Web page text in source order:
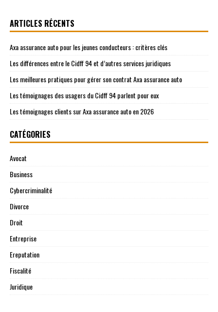
ARTICLES RÉCENTS
Axa assurance auto pour les jeunes conducteurs : critères clés
Les différences entre le Cidff 94 et d’autres services juridiques
Les meilleures pratiques pour gérer son contrat Axa assurance auto
Les témoignages des usagers du Cidff 94 parlent pour eux
Les témoignages clients sur Axa assurance auto en 2026
CATÉGORIES
Avocat
Business
Cybercriminalité
Divorce
Droit
Entreprise
Ereputation
Fiscalité
Juridique